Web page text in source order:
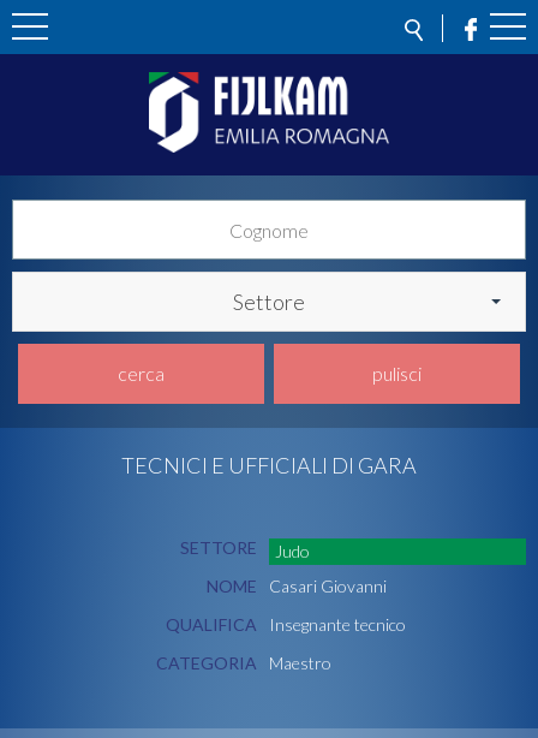
Settore
cerca pulisci
TECNICI E UFFICIALI DI GARA
SETTORE
Judo
NOME
Casari Giovanni
QUALIFICA
Insegnante tecnico
CATEGORIA
Maestro